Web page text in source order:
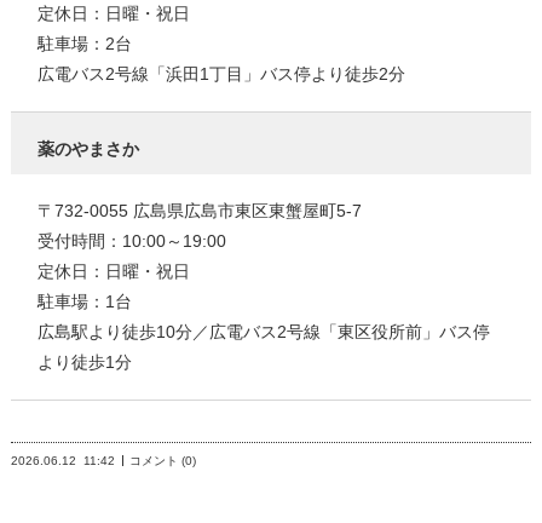
定休日：日曜・祝日
駐車場：2台
広電バス2号線「浜田1丁目」バス停より徒歩2分
薬のやまさか
〒732-0055 広島県広島市東区東蟹屋町5-7
受付時間：10:00～19:00
定休日：日曜・祝日
駐車場：1台
広島駅より徒歩10分／広電バス2号線「東区役所前」バス停
より徒歩1分
2026.06.12 11:42 コメント (0)